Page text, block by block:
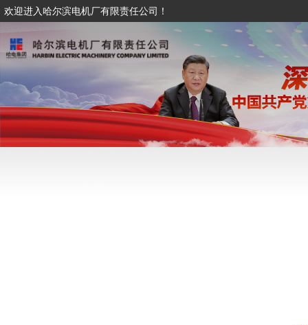
欢迎进入哈尔滨电机厂有限责任公司！